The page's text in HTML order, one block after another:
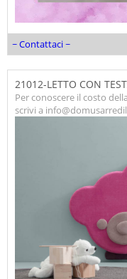
~ Contattaci ~
21012-LETTO CON
Per conoscere il costo
scrivi a